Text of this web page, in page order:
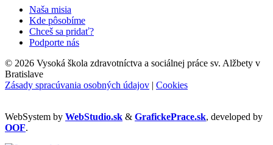
Naša misia
Kde pôsobíme
Chceš sa pridať?
Podporte nás
© 2026 Vysoká škola zdravotníctva a sociálnej práce sv. Alžbety v
Bratislave
Zásady spracúvania osobných údajov | Cookies
WebSystem by WebStudio.sk & GrafickePrace.sk, developed by
OOF.